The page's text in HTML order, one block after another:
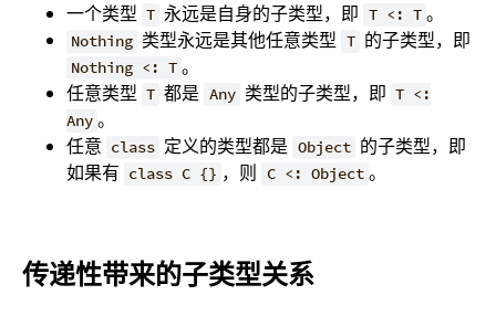
一个类型 T 永远是自身的子类型，即 T <: T 。
Nothing 类型永远是其他任意类型 T 的子类型，即
Nothing <: T 。
任意类型 T 都是 Any 类型的子类型，即 T <:
Any 。
任意 class 定义的类型都是 Object 的子类型，即
如果有 class C {} ，则 C <: Object 。
传递性带来的子类型关系